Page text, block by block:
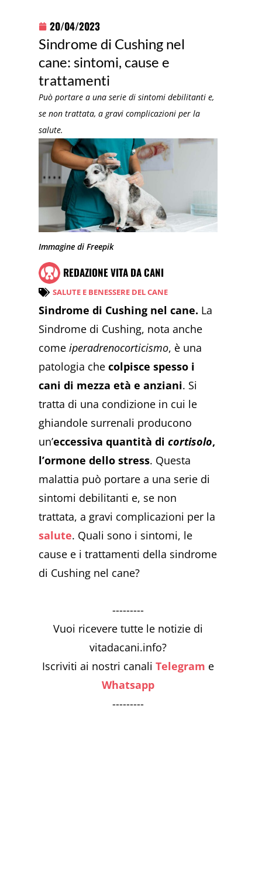
20/04/2023
Sindrome di Cushing nel
cane: sintomi, cause e
trattamenti
Può portare a una serie di sintomi debilitanti e,
se non trattata, a gravi complicazioni per la
salute.
Immagine di Freepik
REDAZIONE VITA DA CANI
SALUTE E BENESSERE DEL CANE
Sindrome di Cushing nel cane. La
Sindrome di Cushing, nota anche
comeiperadrenocorticismo, è una
patologia checolpisce spesso i
cani di mezza età e anziani. Si
tratta di una condizione in cui le
ghiandole surrenali producono
un’eccessiva quantità dicortisolo,
l’ormone dello stress. Questa
malattia può portare a una serie di
sintomi debilitanti e, se non
trattata, a gravi complicazioni per la
salute. Quali sono i sintomi, le
cause e i trattamenti della sindrome
di Cushing nel cane?
---------
Vuoi ricevere tutte le notizie di
vitadacani.info?
Iscriviti ai nostri canaliTelegram e
Whatsapp
---------